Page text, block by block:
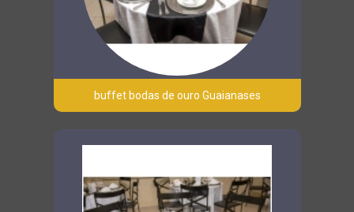
buffet bodas de ouro Guaianases